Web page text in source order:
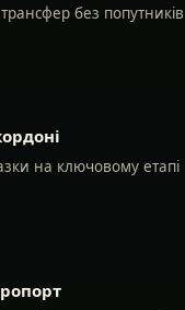
без попутників
на ключовому етапі